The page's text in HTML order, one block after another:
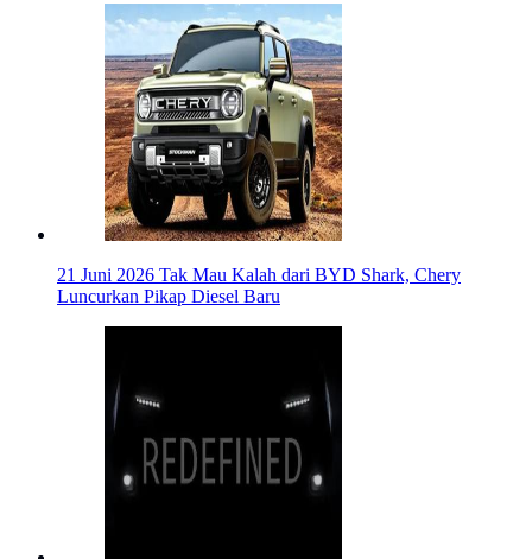
21 Juni 2026 Tak Mau Kalah dari BYD Shark, Chery
Luncurkan Pikap Diesel Baru